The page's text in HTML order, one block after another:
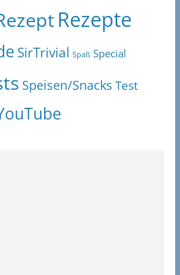
Rezepte
SirTrivial Spaß Special
Speisen/Snacks Test